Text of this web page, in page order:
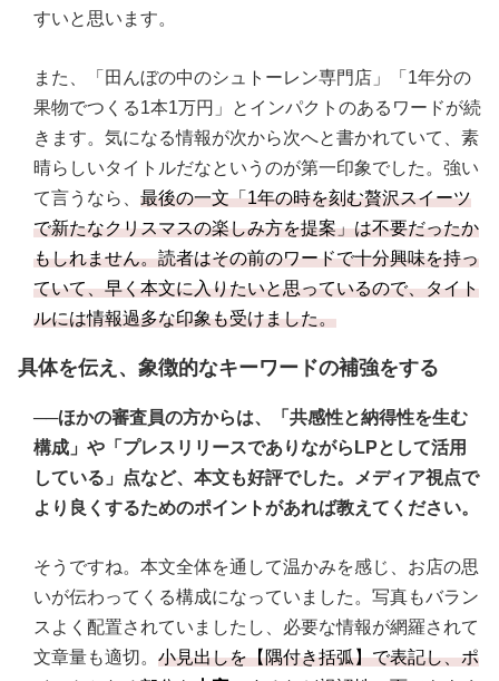
すいと思います。
また、「田んぼの中のシュトーレン専門店」「1年分の
果物でつくる1本1万円」とインパクトのあるワードが続
きます。気になる情報が次から次へと書かれていて、素
晴らしいタイトルだなというのが第一印象でした。強い
て言うなら、 最後の一文「1年の時を刻む贅沢スイーツ
で新たなクリスマスの楽しみ方を提案」は不要だったか
もしれません。読者はその前のワードで十分興味を持っ
ていて、早く本文に入りたいと思っているので、タイト
ルには情報過多な印象も受けました。
具体を伝え、象徴的なキーワードの補強をする
──ほかの審査員の方からは、「共感性と納得性を生む
構成」や「プレスリリースでありながらLPとして活用
している」点など、本文も好評でした。メディア視点で
より良くするためのポイントがあれば教えてください。
そうですね。本文全体を通して温かみを感じ、お店の思
いが伝わってくる構成になっていました。写真もバラン
スよく配置されていましたし、必要な情報が網羅されて
文章量も適切。 小見出しを【隅付き括弧】で表記し、ポ